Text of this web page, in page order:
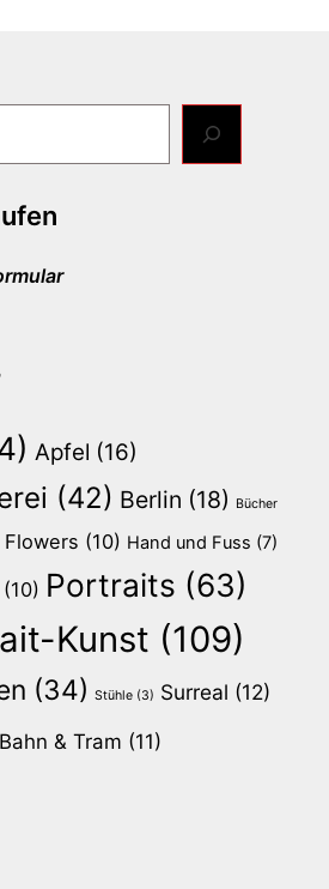
Apfel (16)
(42) Berlin (18) Bücher
Flowers (10) Hand und Fuss (7)
(10) Portraits (63)
Kunst (109)
(34) Stühle (3) Surreal (12)
& Tram (11)